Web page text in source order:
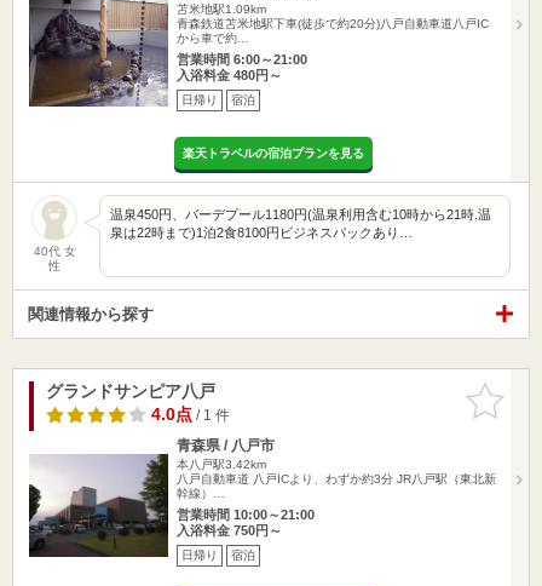
苫米地駅1.09km
青森鉄道苫米地駅下車(徒歩で約20分)八戸自動車道八戸IC
から車で約…
営業時間 6:00～21:00
入浴料金 480円～
日帰り 宿泊
楽天トラベルの宿泊プランを見る
40代 女
性
温泉450円、バーデプール1180円(温泉利用含む10時から21時.温
泉は22時まで)1泊2食8100円ビジネスパックあり…
関連情報から探す
お気に入
りに追加
グランドサンピア八戸
4.0点/ 1 件
青森県 / 八戸市
本八戸駅3.42km
八戸自動車道 八戸ICより、わずか約3分 JR八戸駅（東北新
幹線）…
営業時間 10:00～21:00
入浴料金 750円～
日帰り 宿泊